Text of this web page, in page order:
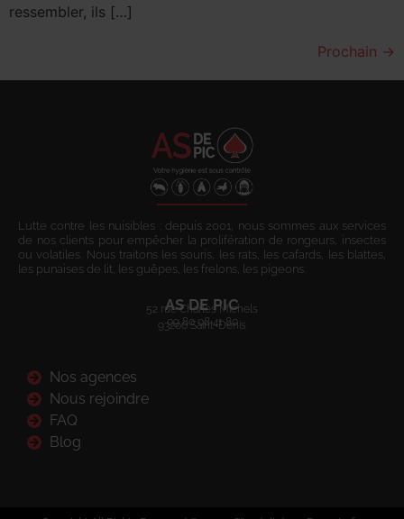
ressembler, ils […]
Prochain →
Lutte contre les nuisibles : depuis 2001, nous sommes aux services
de nos clients pour empêcher la prolifération de rongeurs, insectes
ou volatiles. Nous traitons les souris, les rats, les cafards, les blattes,
les punaises de lit, les guêpes, les frelons, les pigeons.
AS DE PIC
52 rue Charles Michels
93200 Saint-Denis
09 80 08 41 80
Nos agences
Nous rejoindre
FAQ
Blog